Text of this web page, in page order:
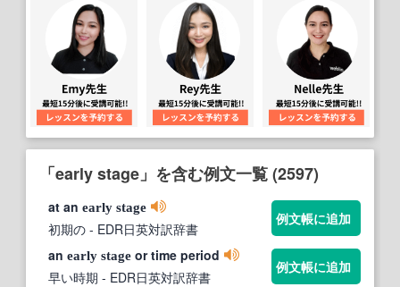
「early stage」を含む例文一覧 (2597)
at an early stage
初期の - EDR日英対訳辞書
例文帳に追加
an early stage or time period
早い時期 - EDR日英対訳辞書
例文帳に追加